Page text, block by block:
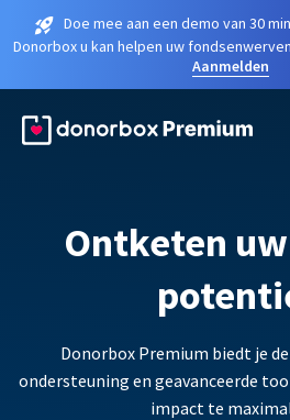
Doe mee aan een demo van 30
Donorbox u kan helpen uw
Aanmelden
Ontketen
Donorbox Premium biedt je
ondersteuning en geavanceerde
impact te